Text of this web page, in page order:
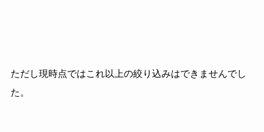
ただし現時点ではこれ以上の絞り込みはできませんでし
た。